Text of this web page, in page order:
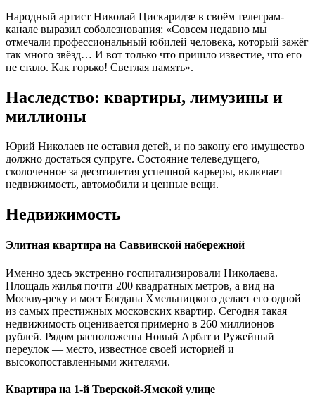
Народный артист Николай Цискаридзе в своём телеграм-
канале выразил соболезнования: «Совсем недавно мы
отмечали профессиональный юбилей человека, который зажёг
так много звёзд… И вот только что пришло известие, что его
не стало. Как горько! Светлая память».
Наследство: квартиры, лимузины и
миллионы
Юрий Николаев не оставил детей, и по закону его имущество
должно достаться супруге. Состояние телеведущего,
сколоченное за десятилетия успешной карьеры, включает
недвижимость, автомобили и ценные вещи.
Недвижимость
Элитная квартира на Саввинской набережной
Именно здесь экстренно госпитализировали Николаева.
Площадь жилья почти 200 квадратных метров, а вид на
Москву-реку и мост Богдана Хмельницкого делает его одной
из самых престижных московских квартир. Сегодня такая
недвижимость оценивается примерно в 260 миллионов
рублей. Рядом расположены Новый Арбат и Ружейный
переулок — место, известное своей историей и
высокопоставленными жителями.
Квартира на 1-й Тверской-Ямской улице